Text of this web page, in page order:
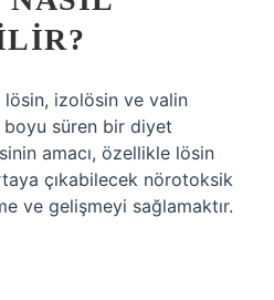
lösin, izolösin ve valin
boyu süren bir diyet
amacı, özellikle lösin
çıkabilecek nörotoksik
ve gelişmeyi sağlamaktır.